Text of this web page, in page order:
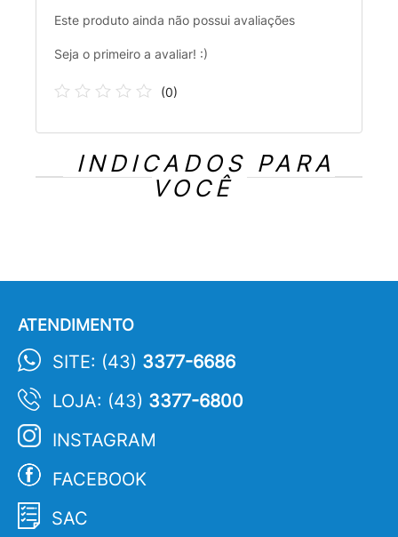
Este produto ainda não possui avaliações
Seja o primeiro a avaliar! :)
(0)
INDICADOS PARA
VOCÊ
ATENDIMENTO
SITE: (43) 3377-6686
LOJA: (43) 3377-6800
INSTAGRAM
FACEBOOK
SAC